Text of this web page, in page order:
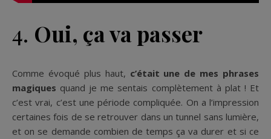
4. Oui, ça va passer
Comme évoqué plus haut, c’était une de mes phrases
magiques quand je me sentais complètement à plat ! Et
c’est vrai, c’est une période compliquée. On a l’impression
certaines fois de se retrouver dans un tunnel sans lumière,
et on se demande combien de temps ça va durer et si ce